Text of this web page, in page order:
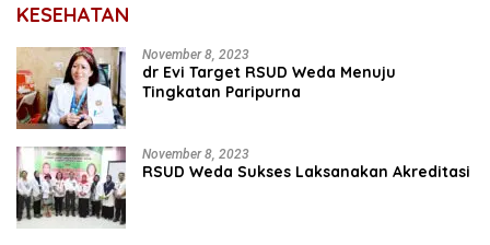
KESEHATAN
November 8, 2023
dr Evi Target RSUD Weda Menuju
Tingkatan Paripurna
November 8, 2023
RSUD Weda Sukses Laksanakan Akreditasi